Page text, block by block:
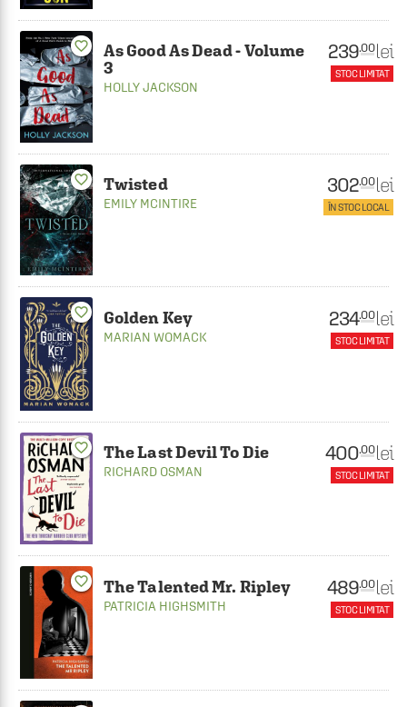
favorite_border
As Good As Dead - Volume
3
HOLLY JACKSON
239.00 lei
STOC LIMITAT
favorite_border Twisted
EMILY MCINTIRE
302.00 lei
ÎN STOC LOCAL
favorite_border Golden Key
MARIAN WOMACK
234.00 lei
STOC LIMITAT
favorite_border The Last Devil To Die
RICHARD OSMAN
400.00 lei
STOC LIMITAT
favorite_border The Talented Mr. Ripley
PATRICIA HIGHSMITH
489.00 lei
STOC LIMITAT